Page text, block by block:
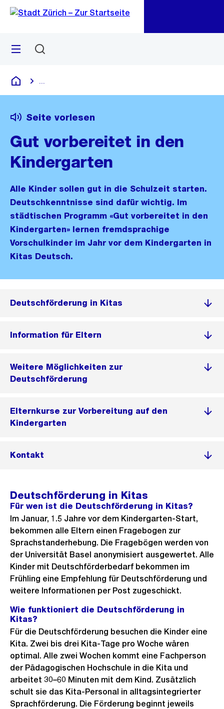
Navigation
Sprunglink
Menü
Deutsch
Seite vorlesen
Gut vorbereitet in den
Kindergarten
Alle Kinder sollen gut in die Schulzeit starten.
Deutschkenntnisse sind dafür wichtig. Im
städtischen Programm «Gut vorbereitet in den
Kindergarten» lernen fremdsprachige
Vorschulkinder im Jahr vor dem Kindergarten in
Kitas Deutsch.
Deutschförderung in Kitas
Information für Eltern
Weitere Möglichkeiten zur
Deutschförderung
Elternkurse zur Vorbereitung auf den
Kindergarten
Kontakt
Deutschförderung in Kitas
Für wen ist die Deutschförderung in Kitas?
Im Januar, 1.5 Jahre vor dem Kindergarten-Start,
bekommen alle Eltern einen Fragebogen zur
Sprachstanderhebung. Die Fragebögen werden von
der Universität Basel anonymisiert ausgewertet. Alle
Kinder mit Deutschförderbedarf bekommen im
Frühling eine Empfehlung für Deutschförderung und
weitere Informationen per Post zugeschickt.
Wie funktioniert die Deutschförderung in
Kitas?
Für die Deutschförderung besuchen die Kinder eine
Kita. Zwei bis drei Kita-Tage pro Woche wären
optimal. Alle zwei Wochen kommt eine Fachperson
der Pädagogischen Hochschule in die Kita und
arbeitet 30–60 Minuten mit dem Kind. Zusätzlich
schult sie das Kita-Personal in alltagsintegrierter
Sprachförderung. Die Förderung beginnt jeweils